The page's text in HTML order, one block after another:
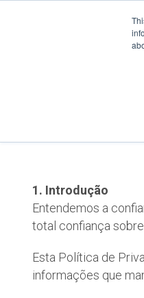
1. Introdução
Entendemos a
total confiança
Esta Política de
informações que